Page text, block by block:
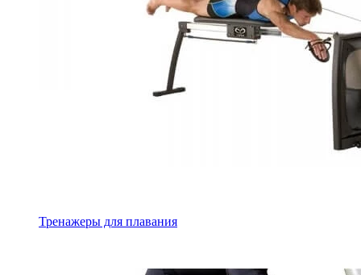
Тренажеры для плавания